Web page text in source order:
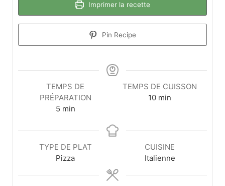
Imprimer la recette
Pin Recipe
TEMPS DE
PRÉPARATION
5 min
TEMPS DE CUISSON
10 min
TYPE DE PLAT
Pizza
CUISINE
Italienne